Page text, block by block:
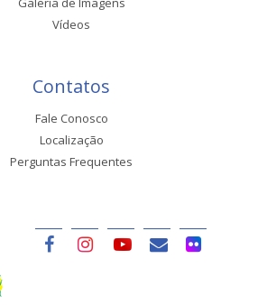
Vídeos
Contatos
Fale Conosco
Localização
Perguntas Frequentes